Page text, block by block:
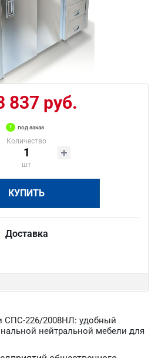
837 руб.
под заказ
Количество
шт
КУПИТЬ
Доставка
СПС-226/2008НЛ: удобный
нейтральной мебели для